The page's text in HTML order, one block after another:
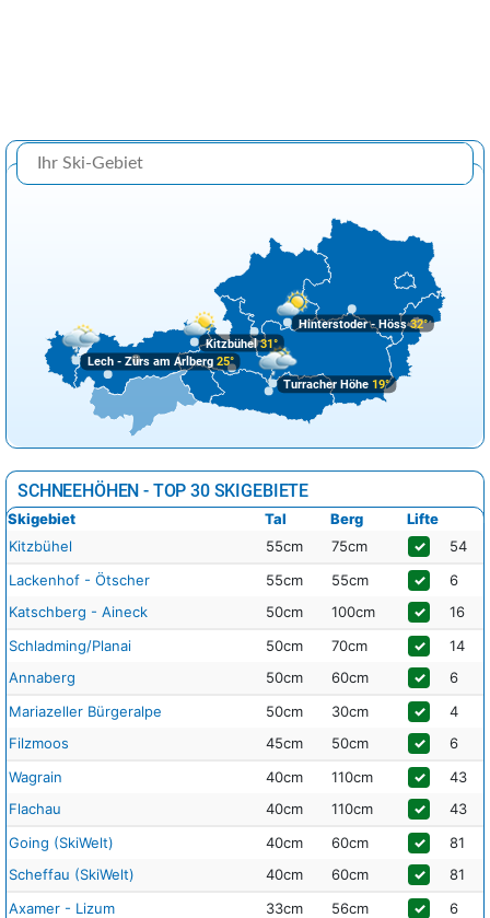
Turracher Höhe 19°
Kitzbühel31°
Hinterstoder - Höss32°
Lech - Zürs am Arlberg25°
SCHNEEHÖHEN - TOP 30 SKIGEBIETE
Skigebiet Tal Berg
Lifte
Kitzbühel
55cm 75cm ✓
54
Lackenhof - Ötscher
55cm 55cm ✓
6
Katschberg - Aineck
50cm 100cm ✓
16
Schladming/Planai
50cm 70cm ✓
14
Annaberg
50cm 60cm ✓
6
Mariazeller Bürgeralpe
50cm 30cm ✓
4
Filzmoos
45cm 50cm ✓
6
Wagrain
40cm 110cm ✓
43
Flachau
40cm 110cm ✓
43
Going (SkiWelt)
40cm 60cm ✓
81
Scheffau (SkiWelt)
40cm 60cm ✓
81
Axamer - Lizum
33cm 56cm ✓
6